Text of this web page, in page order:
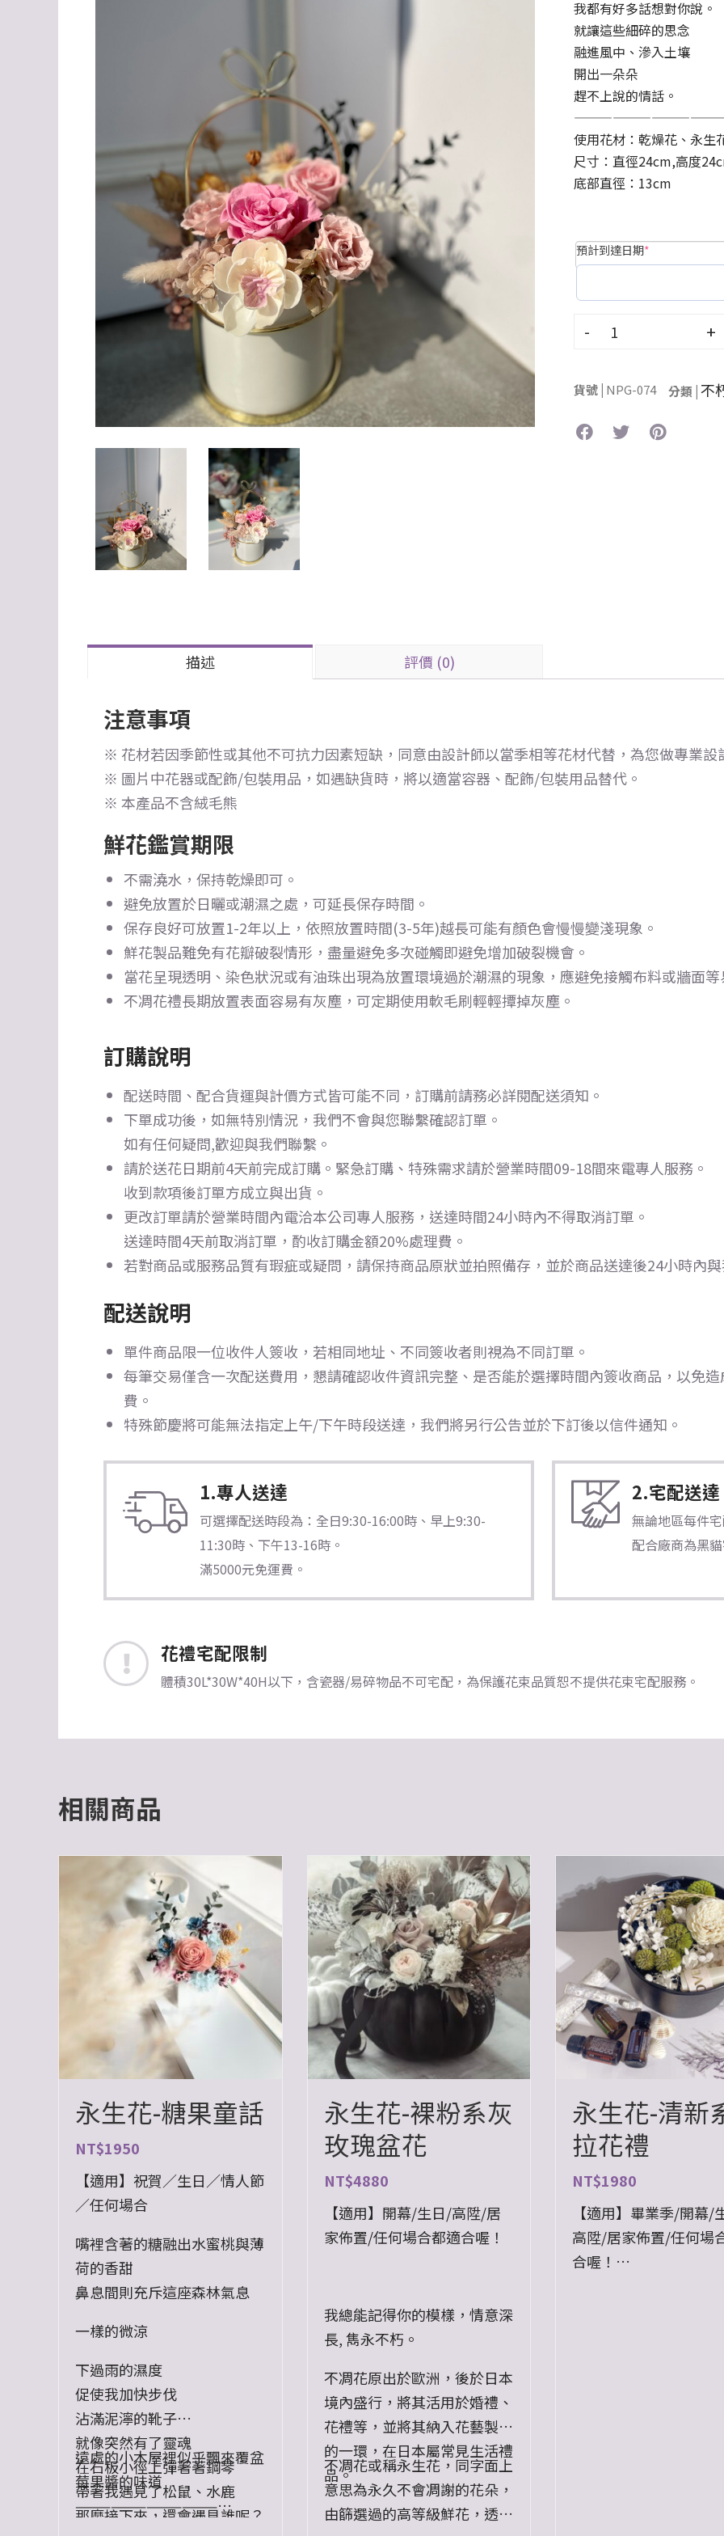
我都有好多話想對你說。
就讓這些細碎的思念
融進風中、滲入土壤
開出一朵朵
趕不上說的情話。
使用花材：乾燥花、永生
尺寸：直徑24cm,高度
底部直徑：13cm
預計到達日期*
- +
貨號 | NPG-074 分類 |不
描述 評價 (0)
注意事項
※ 花材若因季節性或其他不可抗力因素短缺，同意由設計師以當季相等花材代替，為您做專業設
※ 圖片中花器或配飾/包裝用品，如遇缺貨時，將以適當容器、配飾/包裝用品替代。
※ 本產品不含絨毛熊
鮮花鑑賞期限
不需澆水，保持乾燥即可。
避免放置於日曬或潮濕之處，可延長保存時間。
保存良好可放置1-2年以上，依照放置時間(3-5年)越長可能有顏色會慢慢變淺現象。
鮮花製品難免有花瓣破裂情形，盡量避免多次碰觸即避免增加破裂機會。
當花呈現透明、染色狀況或有油珠出現為放置環境過於潮濕的現象，應避免接觸布料或牆面
不凋花禮長期放置表面容易有灰塵，可定期使用軟毛刷輕輕撢掉灰塵。
訂購說明
配送時間、配合貨運與計價方式皆可能不同，訂購前請務必詳閱配送須知。
下單成功後，如無特別情況，我們不會與您聯繫確認訂單。
如有任何疑問,歡迎與我們聯繫。
請於送花日期前4天前完成訂購。 緊急訂購、特殊需求請於營業時間09-18間來電專人服務。
收到款項後訂單方成立與出貨。
更改訂單請於營業時間內電洽本公司專人服務，送達時間24小時內不得取消訂單。
送達時間4天前取消訂單，酌收訂購金額20%處理費。
若對商品或服務品質有瑕疵或疑問，請保持商品原狀並拍照備存，並於商品送達後24小時內
配送說明
單件商品限一位收件人簽收，若相同地址、不同簽收者則視為不同訂單。
每筆交易僅含一次配送費用，懇請確認收件資訊完整、是否能於選擇時間內簽收商品，以免
費。
特殊節慶將可能無法指定上午/下午時段送達，我們將另行公告並於下訂後以信件通知。
1.專人送達
可選擇配送時段為：全日9:30-16:00時、早上9:30-
11:30時、下午13-16時。
滿5000元免運費。
2.宅配送達
無論地區每件
配合廠商為黑
花禮宅配限制
體積30L*30W*40H以下，含瓷器/易碎物品不可宅配，為保護花束品質恕不提供花束宅配服務。
相關商品
永生花-糖果童話
NT$1950
【適用】祝賀／生日／情人節
／任何場合
嘴裡含著的糖融出水蜜桃與薄
荷的香甜
鼻息間則充斥這座森林氣息
一樣的微涼
下過雨的濕度
促使我加快步伐
沾滿泥濘的靴子
就像突然有了靈魂
在石板小徑上彈著著鋼琴
帶著我遇見了松鼠、水鹿
那麼接下來，還會遇見誰呢？
遠處的小木屋裡似乎飄來覆盆
莓果醬的味道
————————————
永生花-裸粉系灰
玫瑰盆花
NT$4880
【適用】開幕/生日/高陞/居
家佈置/任何場合都適合喔！
我總能記得你的模樣，情意深
長, 雋永不朽。
不凋花原出於歐洲，後於日本
境內盛行，將其活用於婚禮、
花禮等，並將其納入花藝製作
的一環，在日本屬常見生活禮
品。
不凋花或稱永生花，同字面上
意思為永久不會凋謝的花朵，
由篩選過的高等級鮮花，透過
永生花-清新
拉花禮
NT$1980
【適用】畢業季/開幕/
高陞/居家佈置/任何場
合喔！